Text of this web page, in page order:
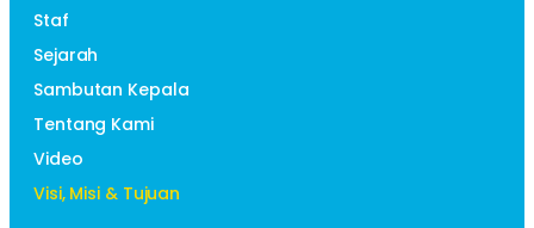
Staf
Sejarah
Sambutan Kepala
Tentang Kami
Video
Visi, Misi & Tujuan